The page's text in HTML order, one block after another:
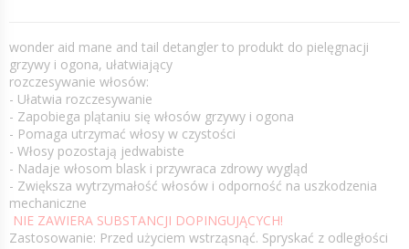
wonder aid mane and tail detangler to produkt do pielęgnacji
grzywy i ogona, ułatwiający
rozczesywanie włosów:
- Ułatwia rozczesywanie
- Zapobiega plątaniu się włosów grzywy i ogona
- Pomaga utrzymać włosy w czystości
- Włosy pozostają jedwabiste
- Nadaje włosom blask i przywraca zdrowy wygląd
- Zwiększa wytrzymałość włosów i odporność na uszkodzenia
mechaniczne
NIE ZAWIERA SUBSTANCJI DOPINGUJĄCYCH!
Zastosowanie: Przed użyciem wstrząsnąć. Spryskać z odległości